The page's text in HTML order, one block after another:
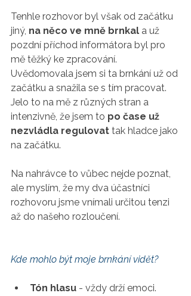
Tenhle rozhovor byl však od začátku
jiný, na něco ve mně brnkal a už
pozdní příchod informátora byl pro
mě těžký ke zpracování.
Uvědomovala jsem si ta brnkání už od
začátku a snažila se s tím pracovat.
Jelo to na mě z různých stran a
intenzivně, že jsem to po čase už
nezvládla regulovat tak hladce jako
na začátku.
Na nahrávce to vůbec nejde poznat,
ale myslím, že my dva účastníci
rozhovoru jsme vnímali určitou tenzi
až do našeho rozloučení.
Kde mohlo být moje brnkání vidět?
Tón hlasu - vždy drží emoci.